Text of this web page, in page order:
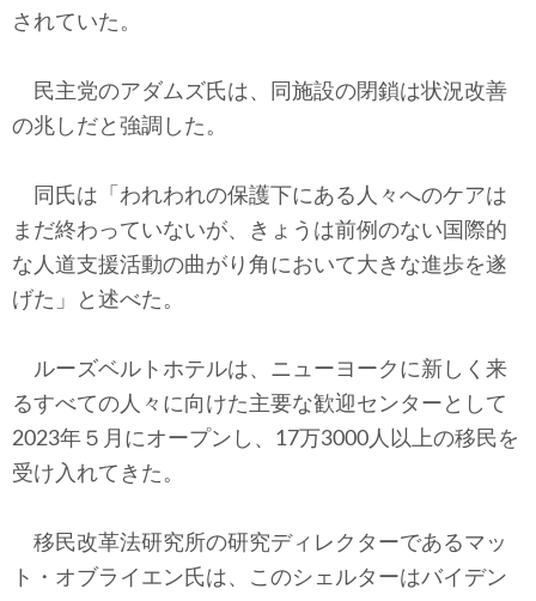
東アジア
東京発
されていた。
民主党のアダムズ氏は、同施設の閉鎖は状況改善
の兆しだと強調した。
同氏は「われわれの保護下にある人々へのケアは
まだ終わっていないが、きょうは前例のない国際的
な人道支援活動の曲がり角において大きな進歩を遂
げた」と述べた。
ルーズベルトホテルは、ニューヨークに新しく来
るすべての人々に向けた主要な歓迎センターとして
2023年５月にオープンし、17万3000人以上の移民を
受け入れてきた。
移民改革法研究所の研究ディレクターであるマッ
ト・オブライエン氏は、このシェルターはバイデン